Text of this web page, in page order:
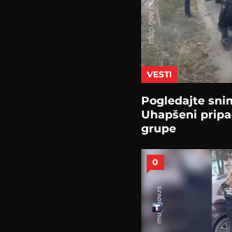
VESTI
Pogledajte
Uhapšeni
grupe
0